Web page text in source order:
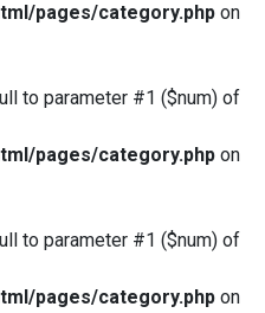
pages/category.php on
to parameter #1 ($num) of
pages/category.php on
to parameter #1 ($num) of
pages/category.php on